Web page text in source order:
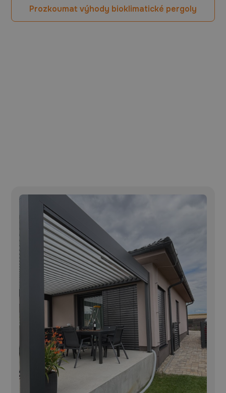
Prozkoumat výhody bioklimatické pergoly